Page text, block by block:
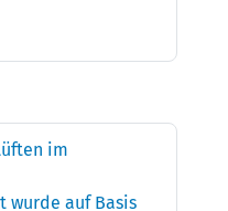
im
wurde auf Basis